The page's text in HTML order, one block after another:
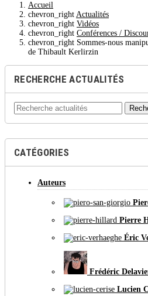
Accueil
chevron_right Actualités
chevron_right Vidéos
chevron_right Conférences /
chevron_right Sommes-nous
de Thibault Kerlirzin
RECHERCHE ACTUALITÉS
CATÉGORIES
Auteurs
Pierre
Éric
Frédéric
Lucien